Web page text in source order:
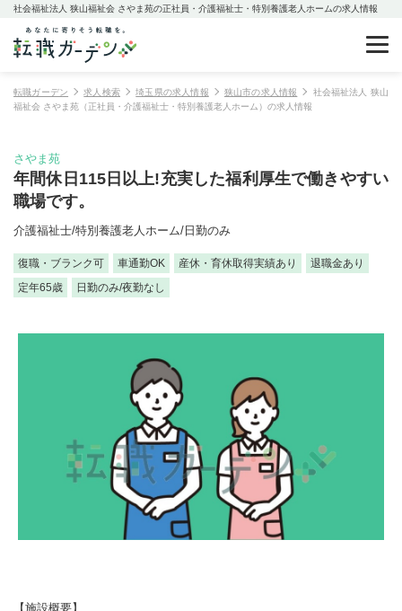
社会福祉法人 狭山福祉会 さやま苑の正社員・介護福祉士・特別養護老人ホームの求人情報
転職ガーデン 求人検索 埼玉県の求人情報 狭山市の求人情報
社会福祉法人 狭山
福祉会 さやま苑（正社員・介護福祉士・特別養護老人ホーム）の求人情報
さやま苑
年間休日115日以上!充実した福利厚生で働きやすい
職場です。
介護福祉士/特別養護老人ホーム/日勤のみ
復職・ブランク可 車通勤OK 産休・育休取得実績あり
退職金あり
定年65歳
日勤のみ/夜勤なし
【施設概要】